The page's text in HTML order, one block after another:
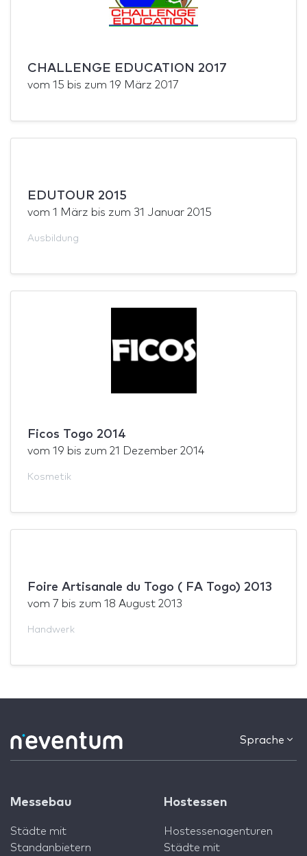
CHALLENGE EDUCATION 2017
vom 15 bis zum 19 März 2017
EDUTOUR 2015
vom 1 März bis zum 31 Januar 2015
Ausbildung
Ficos Togo 2014
vom 19 bis zum 21 Dezember 2014
Kosmetik
Foire Artisanale du Togo ( FA Togo) 2013
vom 7 bis zum 18 August 2013
Handwerk
Sprache
Messebau
Städte mit
Standanbietern
Hostessen
Hostessenagenturen
Städte mit